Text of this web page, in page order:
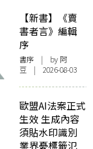
【新書】《賣
書者言》編輯
序
書序 | by 阿
豆 | 2026-08-03
歐盟AI法案正式
生效 生成內容
須貼水印識別
業界憂標籤氾